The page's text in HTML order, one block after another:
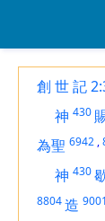
創 世 記
神 430
為聖 6942 ,
神 430
8804造 9001